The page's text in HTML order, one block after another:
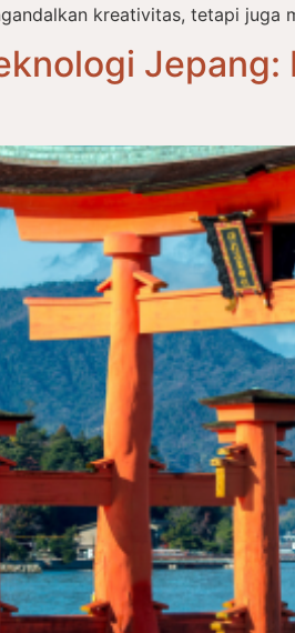
kreativitas, tetapi juga